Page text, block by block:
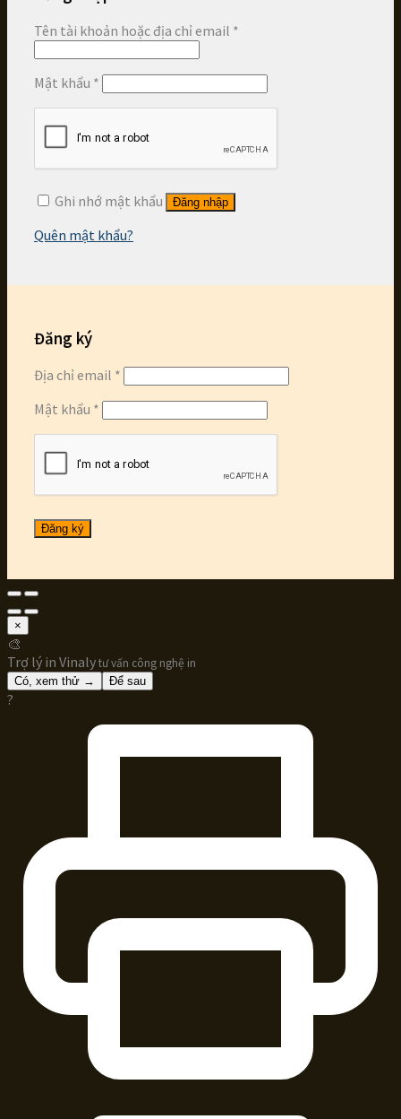
Tên tài khoản hoặc địa chỉ email *
Mật khẩu *
Ghi nhớ mật khẩu Đăng nhập
Quên mật khẩu?
Đăng ký
Địa chỉ email *
Mật khẩu *
Đăng ký
×
🎨
Trợ lý in Vinalytư vấn công nghệ in
Có, xem thử → Để sau
?